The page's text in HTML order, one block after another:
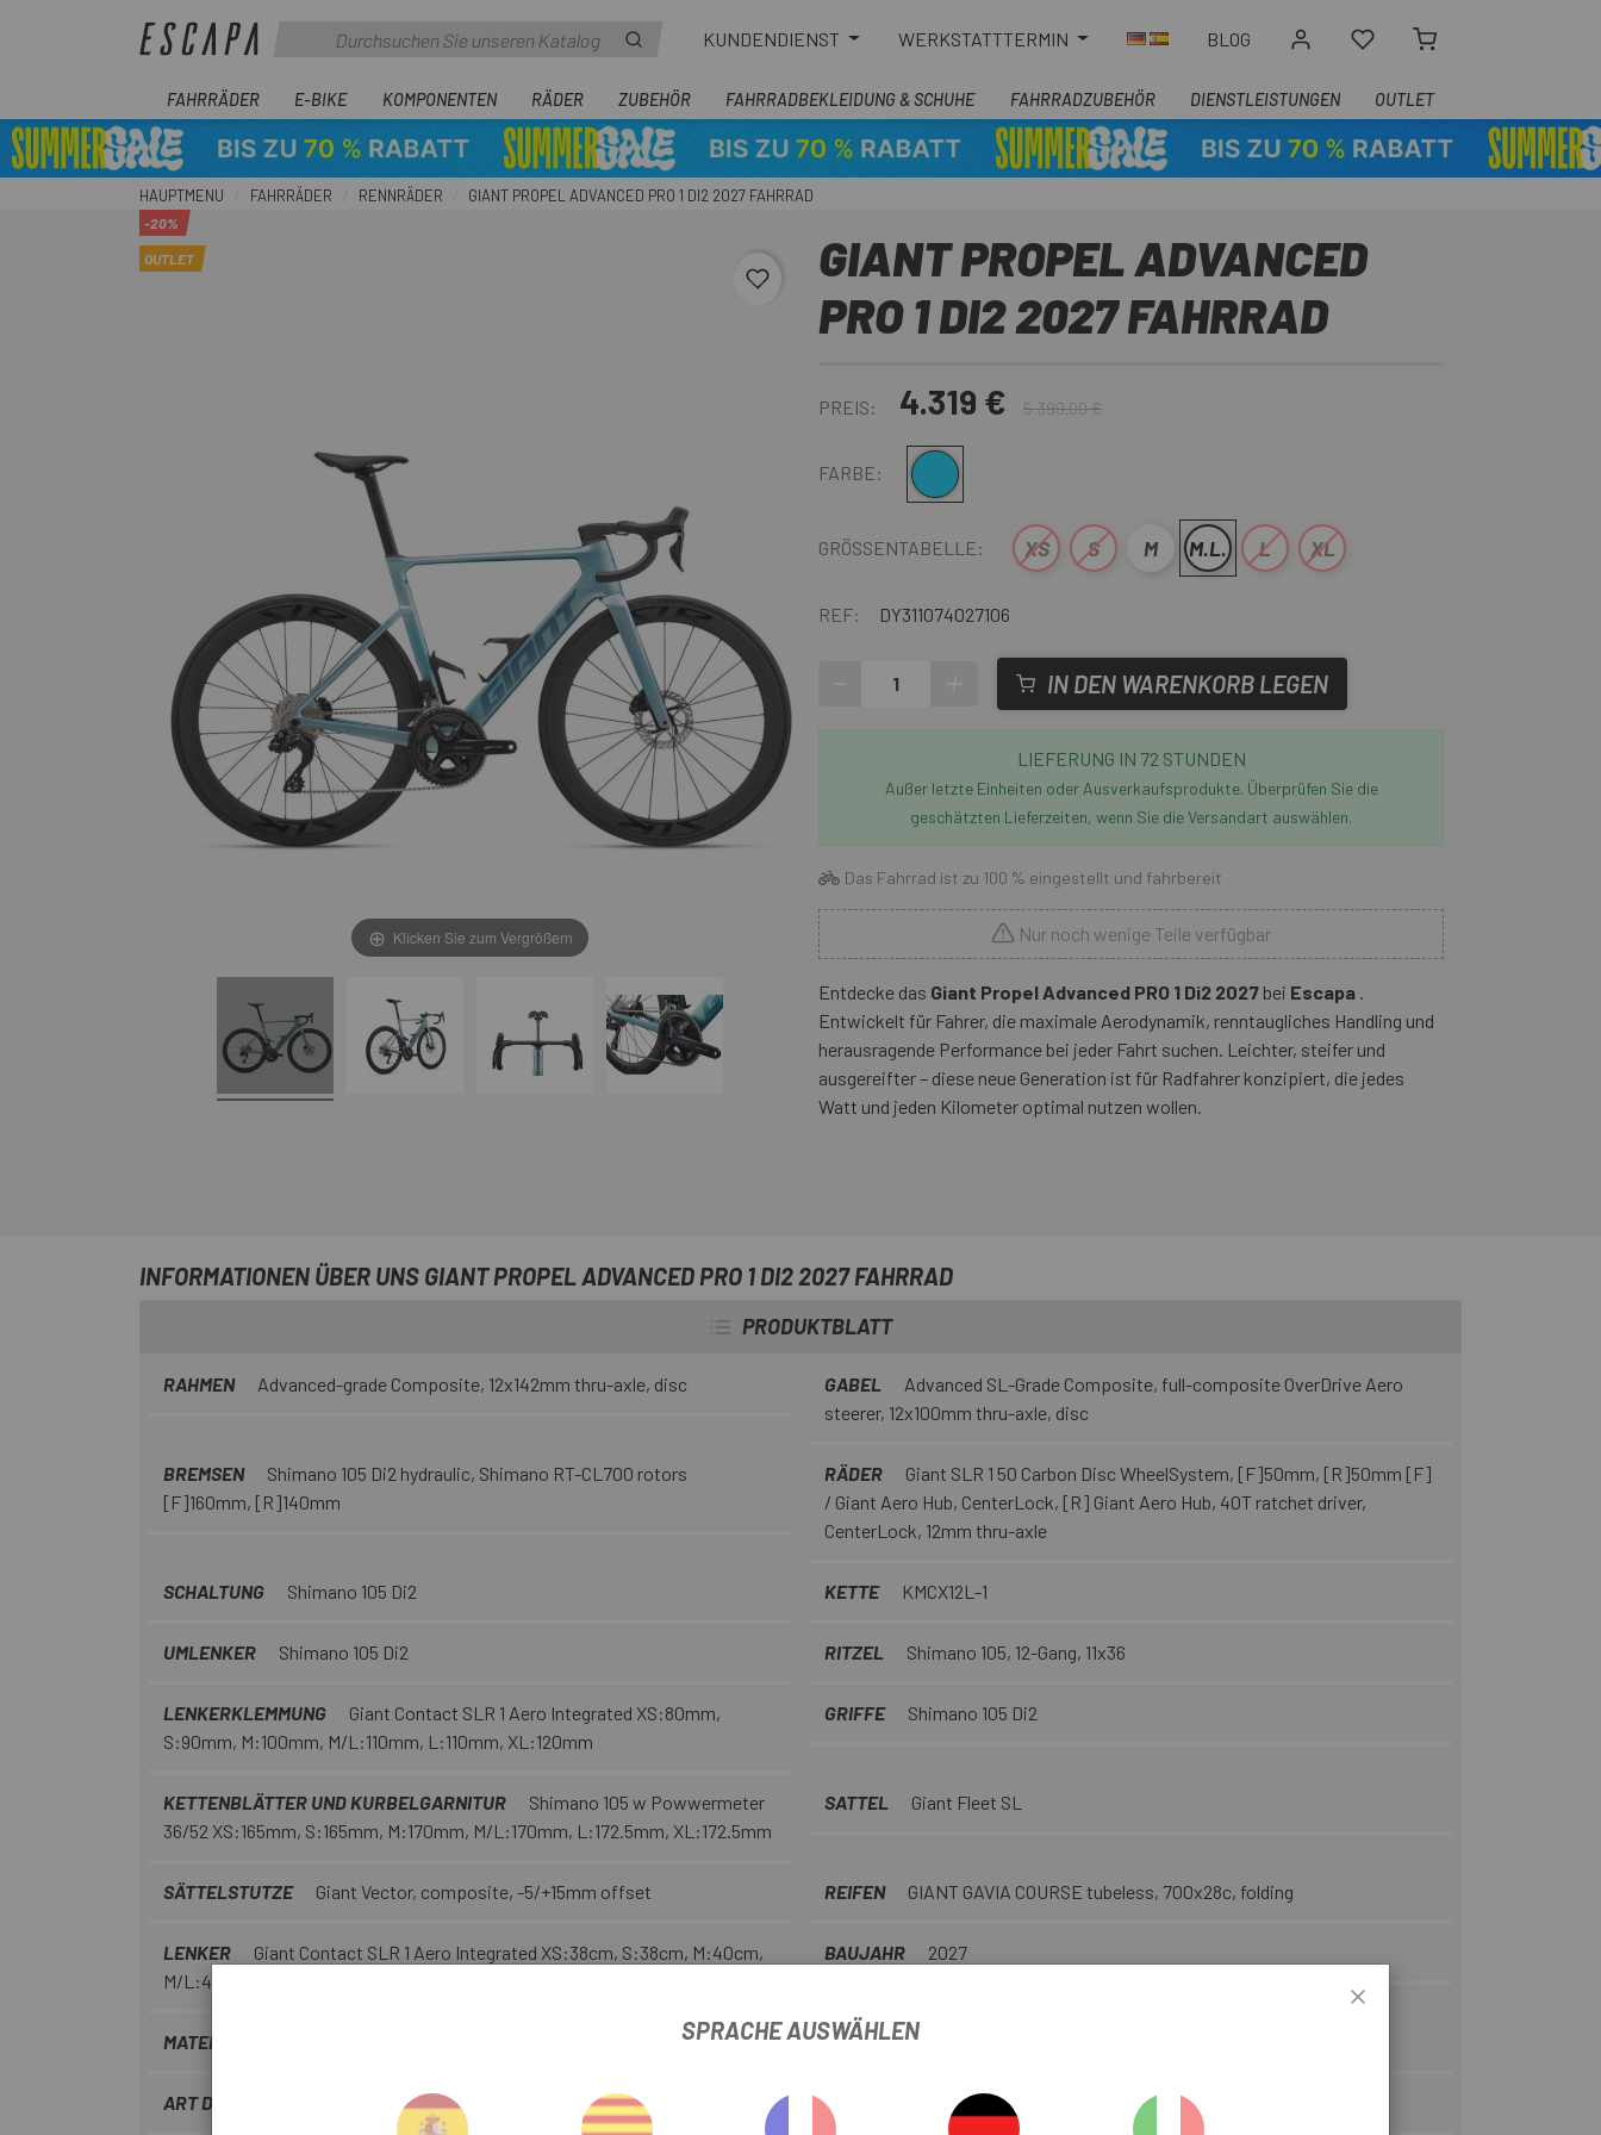
KUNDENDIENST WERKSTATTTERMIN BLOG
FAHRRÄDER E-BIKE KOMPONENTEN RÄDER ZUBEHÖR FAHRRADBEKLEIDUNG & SCHUHE FAHRRADZUBEHÖR DIENSTLEISTUNGEN OUTLET
HAUPTMENU FAHRRÄDER RENNRÄDER GIANT PROPEL ADVANCED PRO 1 DI2 2027 FAHRRAD
favorite_border
-20%
OUTLET
Klicken Sie zum Vergrößern
GIANT PROPEL ADVANCED
PRO 1 DI2 2027 FAHRRAD
PREIS: 4.319 € 5.399,00 €
FARBE: Blau
GRÖSSENTABELLE: XS S M M.L. L XL
REF: DY311074027106
IN DEN WARENKORB LEGEN
LIEFERUNG IN 72 STUNDEN
Außer letzte Einheiten oder Ausverkaufsprodukte. Überprüfen Sie die
geschätzten Lieferzeiten, wenn Sie die Versandart auswählen.
Das Fahrrad ist zu 100 % eingestellt und fahrbereit
Nur noch wenige Teile verfügbar
Entdecke das Giant Propel Advanced PRO 1 Di2 2027 bei Escapa .
Entwickelt für Fahrer, die maximale Aerodynamik, renntaugliches Handling und
herausragende Performance bei jeder Fahrt suchen. Leichter, steifer und
ausgereifter – diese neue Generation ist für Radfahrer konzipiert, die jedes
Watt und jeden Kilometer optimal nutzen wollen.
INFORMATIONEN ÜBER UNS GIANT PROPEL ADVANCED PRO 1 DI2 2027 FAHRRAD
PRODUKTBLATT
RAHMEN Advanced-grade Composite, 12x142mm thru-axle, disc GABEL
Advanced SL-Grade Composite, full-composite OverDrive Aero
steerer, 12x100mm thru-axle, disc
BREMSEN
Shimano 105 Di2 hydraulic, Shimano RT-CL700 rotors
[F]160mm, [R]140mm
RÄDER
Giant SLR 1 50 Carbon Disc WheelSystem, [F]50mm, [R]50mm [F]
/ Giant Aero Hub, CenterLock, [R] Giant Aero Hub, 40T ratchet driver,
CenterLock, 12mm thru-axle
SCHALTUNG Shimano 105 Di2 KETTE KMCX12L-1
UMLENKER Shimano 105 Di2 RITZEL Shimano 105, 12-Gang, 11x36
LENKERKLEMMUNG
Giant Contact SLR 1 Aero Integrated XS:80mm,
S:90mm, M:100mm, M/L:110mm, L:110mm, XL:120mm
GRIFFE Shimano 105 Di2
KETTENBLÄTTER UND KURBELGARNITUR
Shimano 105 w Powwermeter
36/52 XS:165mm, S:165mm, M:170mm, M/L:170mm, L:172.5mm, XL:172.5mm
SATTEL Giant Fleet SL
SÄTTELSTUTZE Giant Vector, composite, -5/+15mm offset REIFEN GIANT GAVIA COURSE tubeless, 700x28c, folding
LENKER
Giant Contact SLR 1 Aero Integrated XS:38cm, S:38cm, M:40cm,
M/L:40cm, L:42cm, XL:42cm
BAUJAHR 2027
MATERIAL STRASSENMODUSFILTER
ART DER BREMBSEN Scheibe DURCHMESSER 700
SPRACHE AUSWÄHLEN